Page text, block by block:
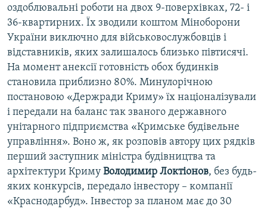
оздоблювальні роботи на двох 9-поверхівках, 72- і
36-квартирних. Їх зводили коштом Міноборони
України виключно для військовослужбовців і
відставників, яких залишалось близько півтисячі.
На момент анексії готовність обох будинків
становила приблизно 80%. Минулорічною
постановою «Держради Криму» їх націоналізували
і передали на баланс так званого державного
унітарного підприємства «Кримське будівельне
управління». Воно ж, як розповів автору цих рядків
перший заступник міністра будівництва та
архітектури Криму Володимир Локтіонов, без будь-
яких конкурсів, передало інвестору – компанії
«Краснодарбуд». Інвестор за планом має до 30